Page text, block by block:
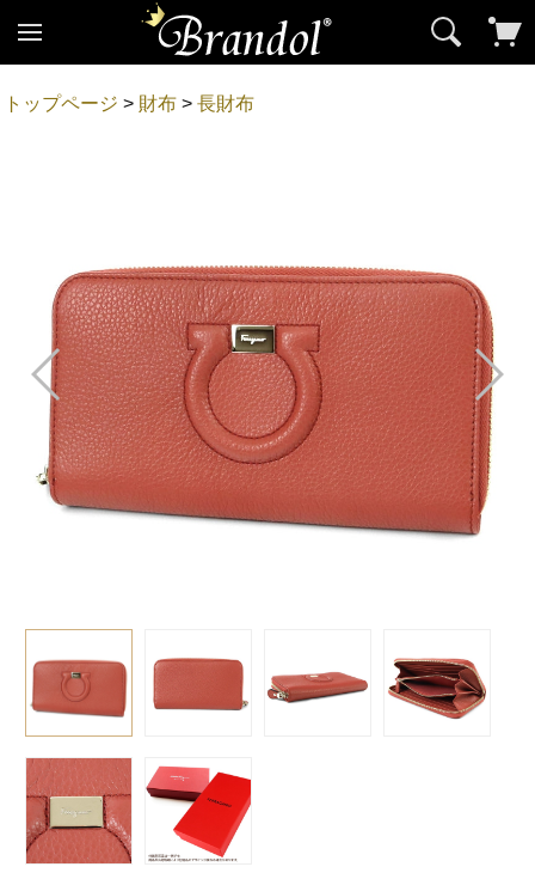
トップページ > 財布 >長財布